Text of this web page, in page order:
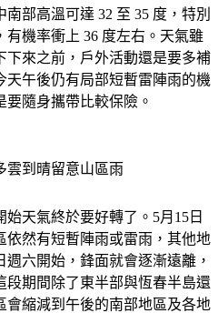
部高溫可達 32 至 35 度，特別
機率衝上 36 度左右。天氣雖
下來之前，戶外活動還是要多補
天午後仍有局部短暫雷陣雨的機
隨身攜帶比較保險。
雲到晴留意山區雨
天氣終於要好轉了。5月15日
依然有短暫陣雨或雷雨，其他地
六開始，鋒面就會逐漸遠離，
段期間除了東半部與恆春半島還
會縮減到午後的南部地區及各地